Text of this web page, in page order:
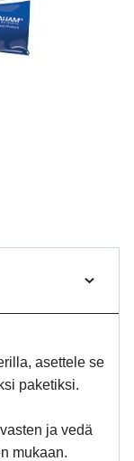
asettele se
paketiksi.
ja vedä
mukaan.